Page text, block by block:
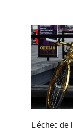
L’échec